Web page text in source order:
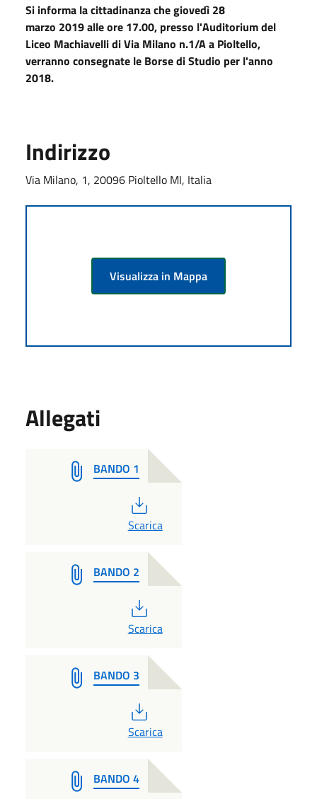
Si informa la cittadinanza che giovedì 28
marzo 2019 alle ore 17.00, presso l'Auditorium del
Liceo Machiavelli di Via Milano n.1/A a Pioltello,
verranno consegnate le Borse di Studio per l'anno
2018.
Indirizzo
Via Milano, 1, 20096 Pioltello MI, Italia
Visualizza in Mappa
Allegati
BANDO 1
PDF
Scarica
BANDO 2
PDF
Scarica
BANDO 3
PDF
Scarica
BANDO 4